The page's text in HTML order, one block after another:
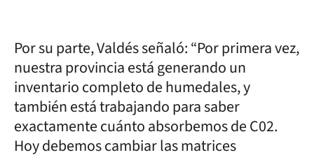
Por su parte, Valdés señaló: “Por primera vez,
nuestra provincia está generando un
inventario completo de humedales, y
también está trabajando para saber
exactamente cuánto absorbemos de C02.
Hoy debemos cambiar las matrices